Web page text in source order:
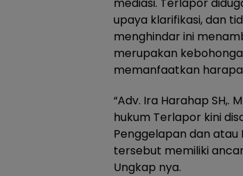
upaya klarifikasi, dan
menghindar ini
merupakan
memanfaatkan
“Adv. Ira Harahap SH,.
hukum Terlapor kini
Penggelapan dan atau
tersebut memiliki
Ungkap nya.